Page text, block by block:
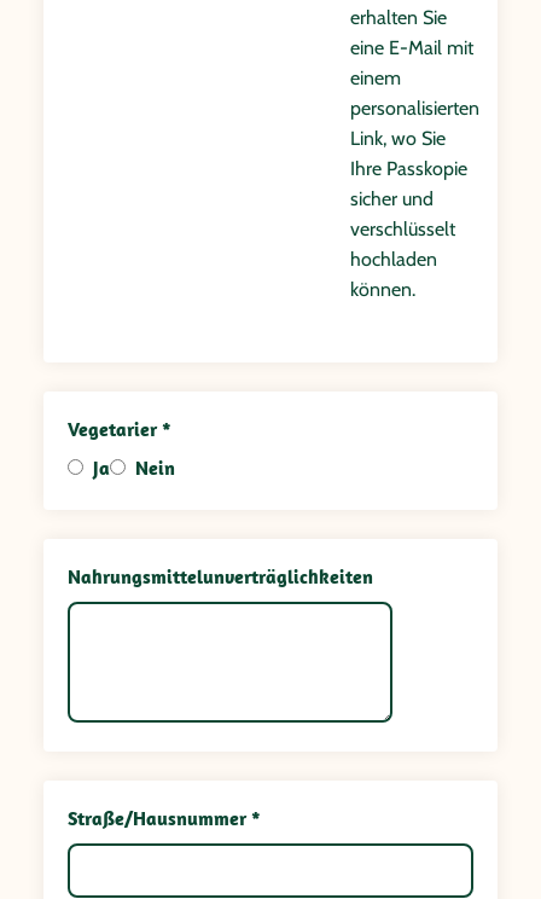
erhalten Sie
eine E-Mail mit
einem
personalisierten
Link, wo Sie
Ihre Passkopie
sicher und
verschlüsselt
hochladen
können.
Vegetarier *
Ja
Nein
Nahrungsmittelunverträglichkeiten
Straße/Hausnummer *